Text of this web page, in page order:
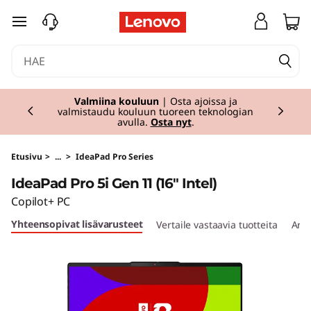
P
a
d
P
siirry pääsisältöön
Valmiina kouluun| Osta ajoissa ja
valmistaudu kouluun tuoreen teknologian
avulla. Osta nyt.
Currently displaying item 1 of 2
Etusivu > ... > IdeaPad Pro Series
IdeaPad Pro 5i Gen 11 (16" Intel)
Copilot+ PC
Yhteensopivat lisävarusteet Vertaile vastaavia tuotteita